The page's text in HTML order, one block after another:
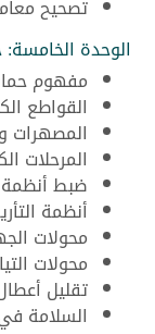
تصحيح
الوحدة
مفهوم
القواطع
المصهرات
المرحلات
ضبط
أنظمة
محولات
محولات
تقليل
السلامة